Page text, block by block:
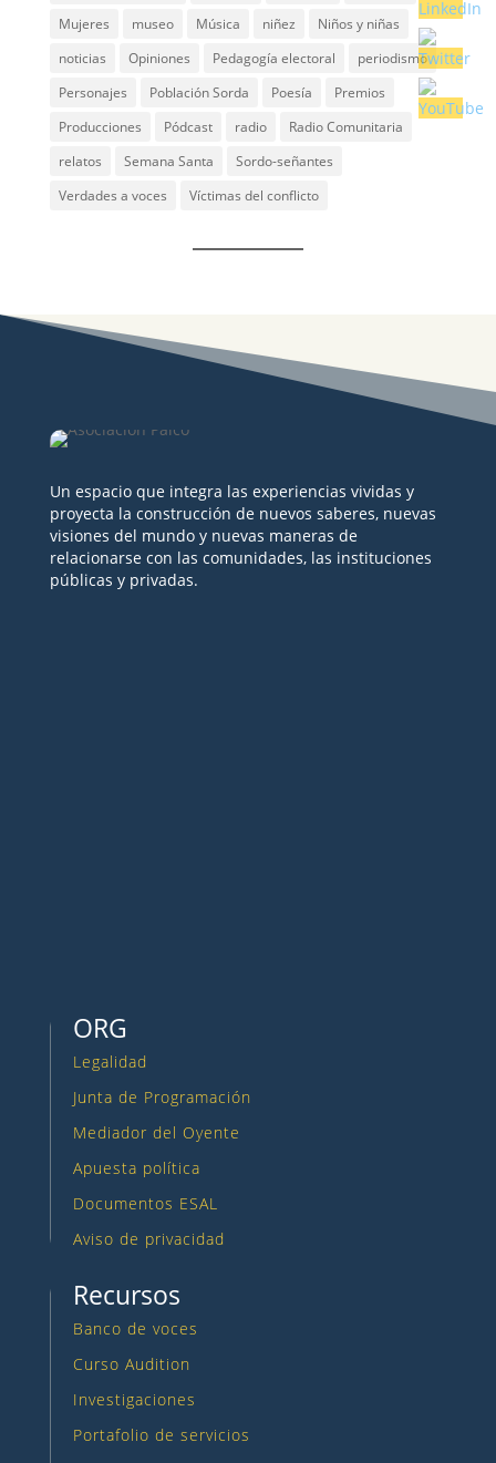
Mujeres
museo Música niñez
Niños y niñas
noticias
Opiniones Pedagogía electoral
periodismo
Personajes
Población Sorda Poesía
Premios
Producciones
Pódcast radio
Radio Comunitaria
relatos
Semana Santa
Sordo-señantes
Verdades a voces
Víctimas del conflicto
Un espacio que integra las experiencias vividas y
proyecta la construcción de nuevos saberes, nuevas
visiones del mundo y nuevas maneras de
relacionarse con las comunidades, las instituciones
públicas y privadas.
ORG
Legalidad
Junta de Programación
Mediador del Oyente
Apuesta política
Documentos ESAL
Aviso de privacidad
Recursos
Banco de voces
Curso Audition
Investigaciones
Portafolio de servicios